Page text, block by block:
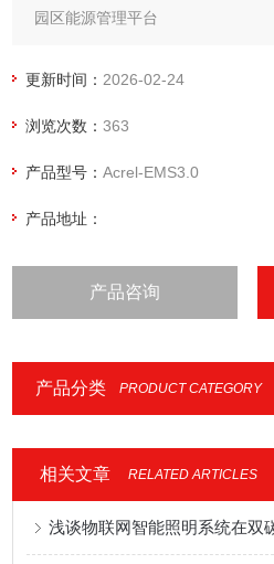
园区能源管理平台
更新时间： 2026-02-24
浏览次数：363
产品型号：Acrel-EMS3.0
产品地址：
产品咨询
产品分类 PRODUCT CATEGORY
相关文章 RELATED ARTICLES
浅谈物联网智能照明系统在双